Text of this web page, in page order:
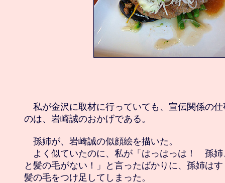
私が金沢に取材に行っていても、宣伝関係の
のは、岩崎誠のおかげである。
孫姉が、岩崎誠の似顔絵を描いた。
よく似ていたのに、私が「はっはっは！　孫
と髪の毛がない！」と言ったばかりに、孫姉は
髪の毛をつけ足してしまった。